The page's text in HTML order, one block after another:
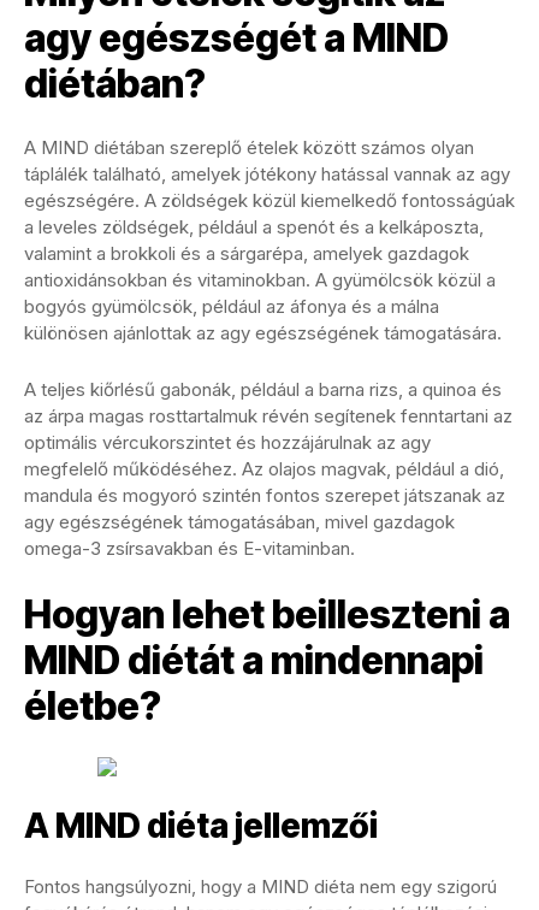
agy egészségét a MIND
diétában?
A MIND diétában szereplő ételek között számos olyan
táplálék található, amelyek jótékony hatással vannak az agy
egészségére. A zöldségek közül kiemelkedő fontosságúak
a leveles zöldségek, például a spenót és a kelkáposzta,
valamint a brokkoli és a sárgarépa, amelyek gazdagok
antioxidánsokban és vitaminokban. A gyümölcsök közül a
bogyós gyümölcsök, például az áfonya és a málna
különösen ajánlottak az agy egészségének támogatására.
A teljes kiőrlésű gabonák, például a barna rizs, a quinoa és
az árpa magas rosttartalmuk révén segítenek fenntartani az
optimális vércukorszintet és hozzájárulnak az agy
megfelelő működéséhez. Az olajos magvak, például a dió,
mandula és mogyoró szintén fontos szerepet játszanak az
agy egészségének támogatásában, mivel gazdagok
omega-3 zsírsavakban és E-vitaminban.
Hogyan lehet beilleszteni a
MIND diétát a mindennapi
életbe?
A MIND diéta jellemzői
Fontos hangsúlyozni, hogy a MIND diéta nem egy szigorú